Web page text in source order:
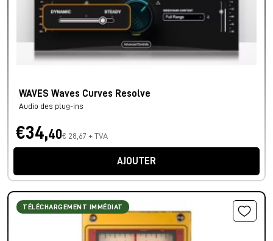
WAVES Waves Curves Resolve
Audio des plug-ins
€34,40€ 28,67 + TVA
AJOUTER
TÉLÉCHARGEMENT IMMÉDIAT